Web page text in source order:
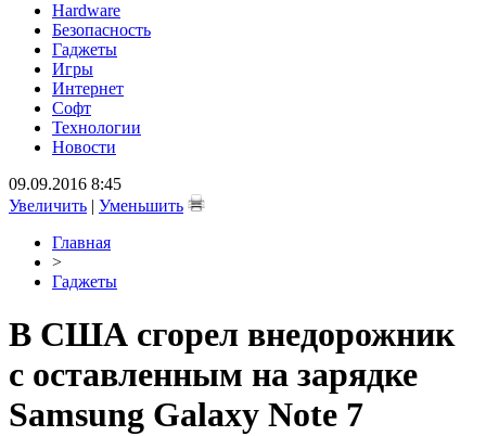
Hardware
Безопасность
Гаджеты
Игры
Интернет
Софт
Технологии
Новости
09.09.2016 8:45
Увеличить | Уменьшить
Главная
>
Гаджеты
В США сгорел внедорожник
с оставленным на зарядке
Samsung Galaxy Note 7